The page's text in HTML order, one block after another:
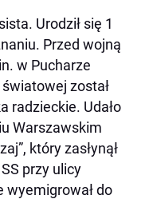
Urodził się 1
Przed wojną
w Pucharze
został
radzieckie. Udało
Warszawskim
który zasłynął
przy ulicy
wyemigrował do